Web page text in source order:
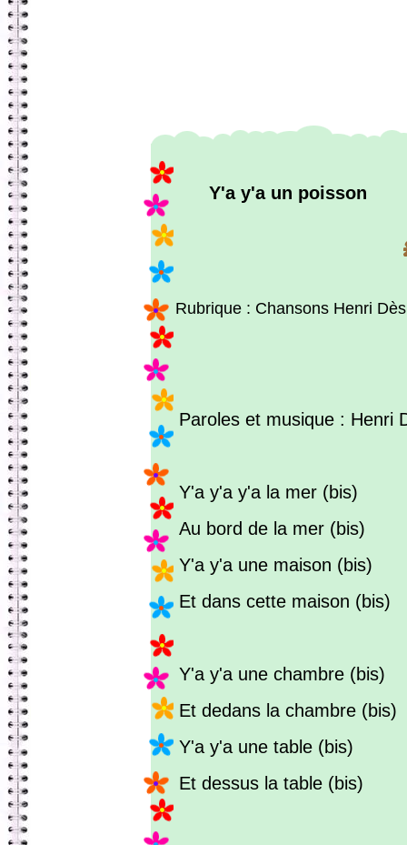
Y'a y'a un poisson
Rubrique : Chansons Henri Dès
Paroles et musique : Henri
Y'a y'a y'a la mer (bis)
Au bord de la mer (bis)
Y'a y'a une maison (bis)
Et dans cette maison (bis)
Y'a y'a une chambre (bis)
Et dedans la chambre (bis)
Y'a y'a une table (bis)
Et dessus la table (bis)